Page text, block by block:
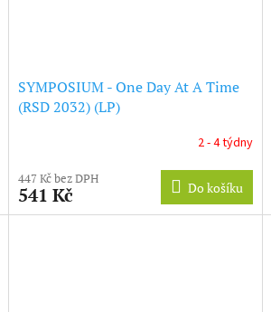
SYMPOSIUM - One Day At A Time
(RSD 2032) (LP)
2 - 4 týdny
447 Kč bez DPH
541 Kč Do košíku